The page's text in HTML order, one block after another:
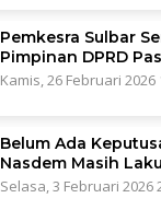
Pemkesra Sulbar
Pimpinan DPRD
Kamis, 26 Februari 2026
Belum Ada
Nasdem Masih
Selasa, 3 Februari 2026